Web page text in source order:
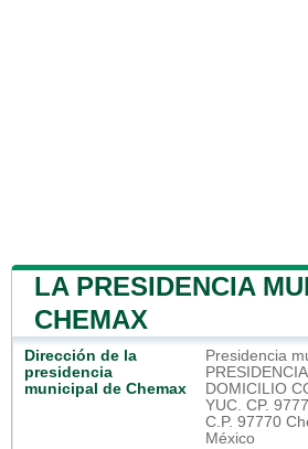
LA PRESIDENCIA
CHEMAX
Dirección de la
presidencia
municipal de Chemax
Presidencia
DOMICILIO
YUC. CP.
C.P. 97770
México